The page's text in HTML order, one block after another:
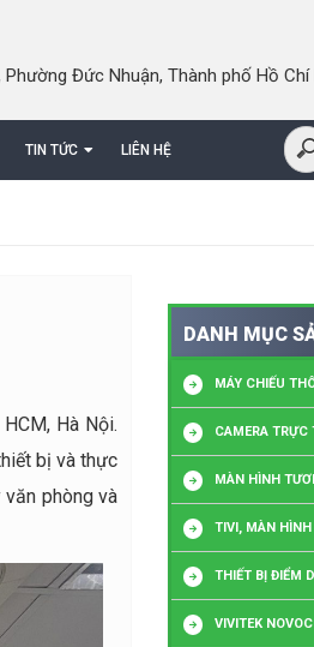
Đức Nhuận, Thành phố Hồ Chí
TIN TỨC LIÊN HỆ
Hà Nội.
bị và thực
phòng và
DANH MỤC
MÁY CHIẾU
CAMERA TRỰC
MÀN HÌNH
TIVI, MÀN
THIẾT BỊ ĐIỂM
VIVITEK